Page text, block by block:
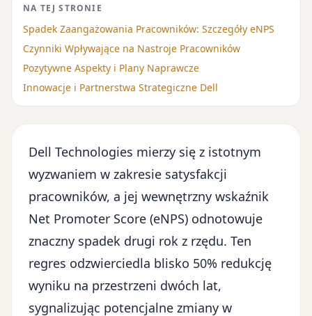
NA TEJ STRONIE
Spadek Zaangażowania Pracowników: Szczegóły eNPS
Czynniki Wpływające na Nastroje Pracowników
Pozytywne Aspekty i Plany Naprawcze
Innowacje i Partnerstwa Strategiczne Dell
Dell Technologies mierzy się z istotnym
wyzwaniem w zakresie satysfakcji
pracowników, a jej wewnętrzny wskaźnik
Net Promoter Score (eNPS) odnotowuje
znaczny spadek drugi rok z rzędu. Ten
regres odzwierciedla blisko 50% redukcję
wyniku na przestrzeni dwóch lat,
sygnalizując potencjalne zmiany w